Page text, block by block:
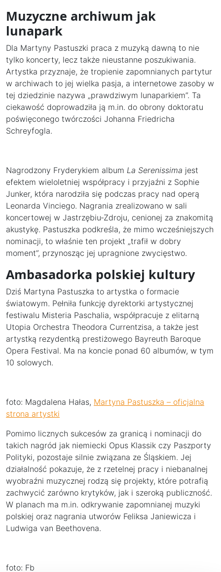
Muzyczne archiwum jak
lunapark
Dla Martyny Pastuszki praca z muzyką dawną to nie
tylko koncerty, lecz także nieustanne poszukiwania.
Artystka przyznaje, że tropienie zapomnianych partytur
w archiwach to jej wielka pasja, a internetowe zasoby w
tej dziedzinie nazywa „prawdziwym lunaparkiem”. Ta
ciekawość doprowadziła ją m.in. do obrony doktoratu
poświęconego twórczości Johanna Friedricha
Schreyfogla.
Nagrodzony Fryderykiem album La Serenissima jest
efektem wieloletniej współpracy i przyjaźni z Sophie
Junker, która narodziła się podczas pracy nad operą
Leonarda Vinciego. Nagrania zrealizowano w sali
koncertowej w Jastrzębiu‑Zdroju, cenionej za znakomitą
akustykę. Pastuszka podkreśla, że mimo wcześniejszych
nominacji, to właśnie ten projekt „trafił w dobry
moment”, przynosząc jej upragnione zwycięstwo.
Ambasadorka polskiej kultury
Dziś Martyna Pastuszka to artystka o formacie
światowym. Pełniła funkcję dyrektorki artystycznej
festiwalu Misteria Paschalia, współpracuje z elitarną
Utopia Orchestra Theodora Currentzisa, a także jest
artystką rezydentką prestiżowego Bayreuth Baroque
Opera Festival. Ma na koncie ponad 60 albumów, w tym
10 solowych.
foto: Magdalena Hałas, Martyna Pastuszka – oficjalna
strona artystki
Pomimo licznych sukcesów za granicą i nominacji do
takich nagród jak niemiecki Opus Klassik czy Paszporty
Polityki, pozostaje silnie związana ze Śląskiem. Jej
działalność pokazuje, że z rzetelnej pracy i niebanalnej
wyobraźni muzycznej rodzą się projekty, które potrafią
zachwycić zarówno krytyków, jak i szeroką publiczność.
W planach ma m.in. odkrywanie zapomnianej muzyki
polskiej oraz nagrania utworów Feliksa Janiewicza i
Ludwiga van Beethovena.
foto: Fb